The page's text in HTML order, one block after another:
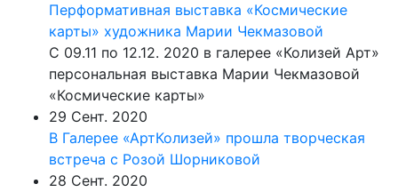
Перформативная выставка «Космические
карты» художника Марии Чекмазовой
С 09.11 по 12.12. 2020 в галерее «Колизей Арт»
персональная выставка Марии Чекмазовой
«Космические карты»
29 Сент. 2020
В Галерее «АртКолизей» прошла творческая
встреча c Розой Шорниковой
28 Сент. 2020